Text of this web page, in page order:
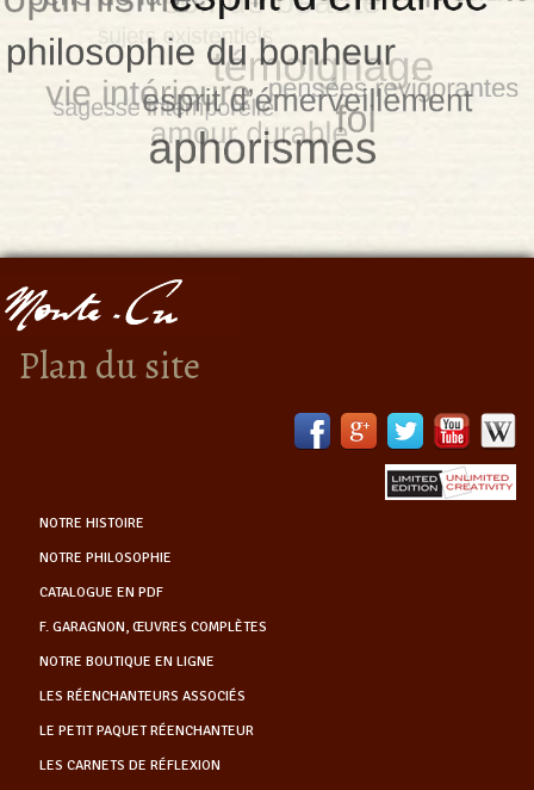
Plan du site
NOTRE HISTOIRE
NOTRE PHILOSOPHIE
CATALOGUE EN PDF
F. GARAGNON, ŒUVRES COMPLÈTES
NOTRE BOUTIQUE EN LIGNE
LES RÉENCHANTEURS ASSOCIÉS
LE PETIT PAQUET RÉENCHANTEUR
LES CARNETS DE RÉFLEXION